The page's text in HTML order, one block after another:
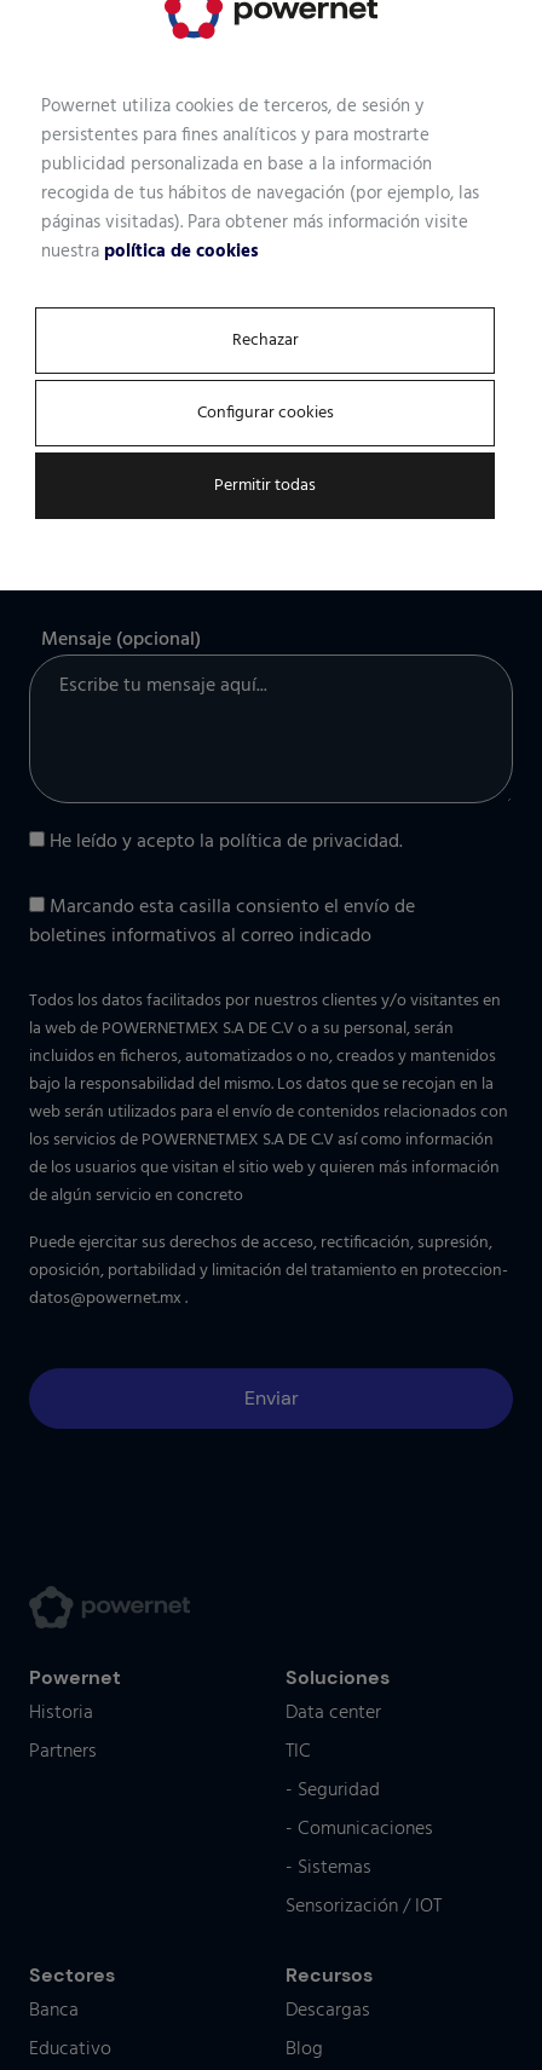
Perfil profesional
Email
Empresa
¿Qué tipo de solución estás buscando?
Mensaje (opcional)
He leído y acepto la política de privacidad.
Marcando esta casilla consiento el envío de
boletines informativos al correo indicado
Todos los datos facilitados por nuestros clientes y/o visitantes en
la web de POWERNETMEX S.A DE C.V o a su personal, serán
incluidos en ficheros, automatizados o no, creados y mantenidos
bajo la responsabilidad del mismo. Los datos que se recojan en la
web serán utilizados para el envío de contenidos relacionados con
los servicios de POWERNETMEX S.A DE C.V así como información
de los usuarios que visitan el sitio web y quieren más información
de algún servicio en concreto
Puede ejercitar sus derechos de acceso, rectificación, supresión,
oposición, portabilidad y limitación del tratamiento en proteccion-
datos@powernet.mx.
Powernet
Historia
Partners
Soluciones
Data center
TIC
- Seguridad
- Comunicaciones
- Sistemas
Sensorización / IOT
Sectores
Banca
Educativo
Recursos
Descargas
Blog
Powernet utiliza cookies de terceros, de sesión y
persistentes para fines analíticos y para mostrarte
publicidad personalizada en base a la información
recogida de tus hábitos de navegación (por ejemplo, las
páginas visitadas). Para obtener más información visite
nuestrapolítica de cookies
Rechazar
Configurar cookies
Permitir todas